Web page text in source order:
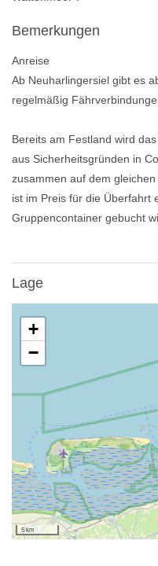
Bemerkungen
Anreise
Ab Neuharlingersiel gibt es
regelmäßig
Bereits am Festland wird
aus Sicherheitsgründen in
zusammen auf dem
ist im Preis für die Überfahrt
Gruppencontainer gebucht
Lage
+
−
5 km